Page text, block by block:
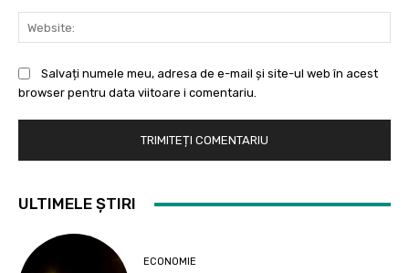
Salvați numele meu, adresa de e-mail și site-ul web în acest
browser pentru data viitoare i comentariu.
ULTIMELE ȘTIRI
ECONOMIE